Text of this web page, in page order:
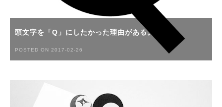
頭文字を「Q」にしたかった理由がある。
POSTED ON 2017-02-26